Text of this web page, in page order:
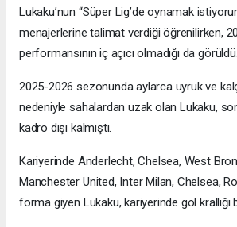
Lukaku’nun “Süper Lig’de oynamak
menajerlerine talimat verdiği öğrenilirken,
performansının iç açıcı olmadığı da görüldü.
2025-2026 sezonunda aylarca uyruk ve
nedeniyle sahalardan uzak olan Lukaku,
kadro dışı kalmıştı.
Kariyerinde Anderlecht, Chelsea, West
Manchester United, Inter Milan, Chelsea,
forma giyen Lukaku, kariyerinde gol krallığı